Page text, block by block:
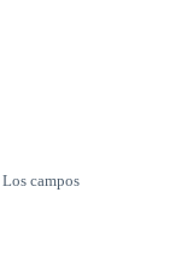
Los campos